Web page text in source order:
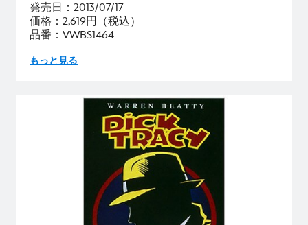
発売日：2013/07/17
価格：2,619円（税込）
品番：VWBS1464
もっと見る